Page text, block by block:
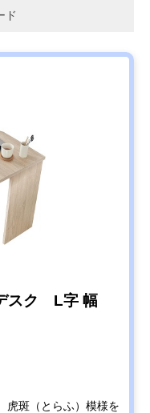
ド
スク L字 幅
虎斑（とらふ）模様を